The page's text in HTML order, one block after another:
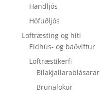
Handljós
Höfuðljós
Loftræsting og hiti
Eldhús- og baðviftur
Loftræstikerfi
Bílakjallarablásarar
Brunalokur